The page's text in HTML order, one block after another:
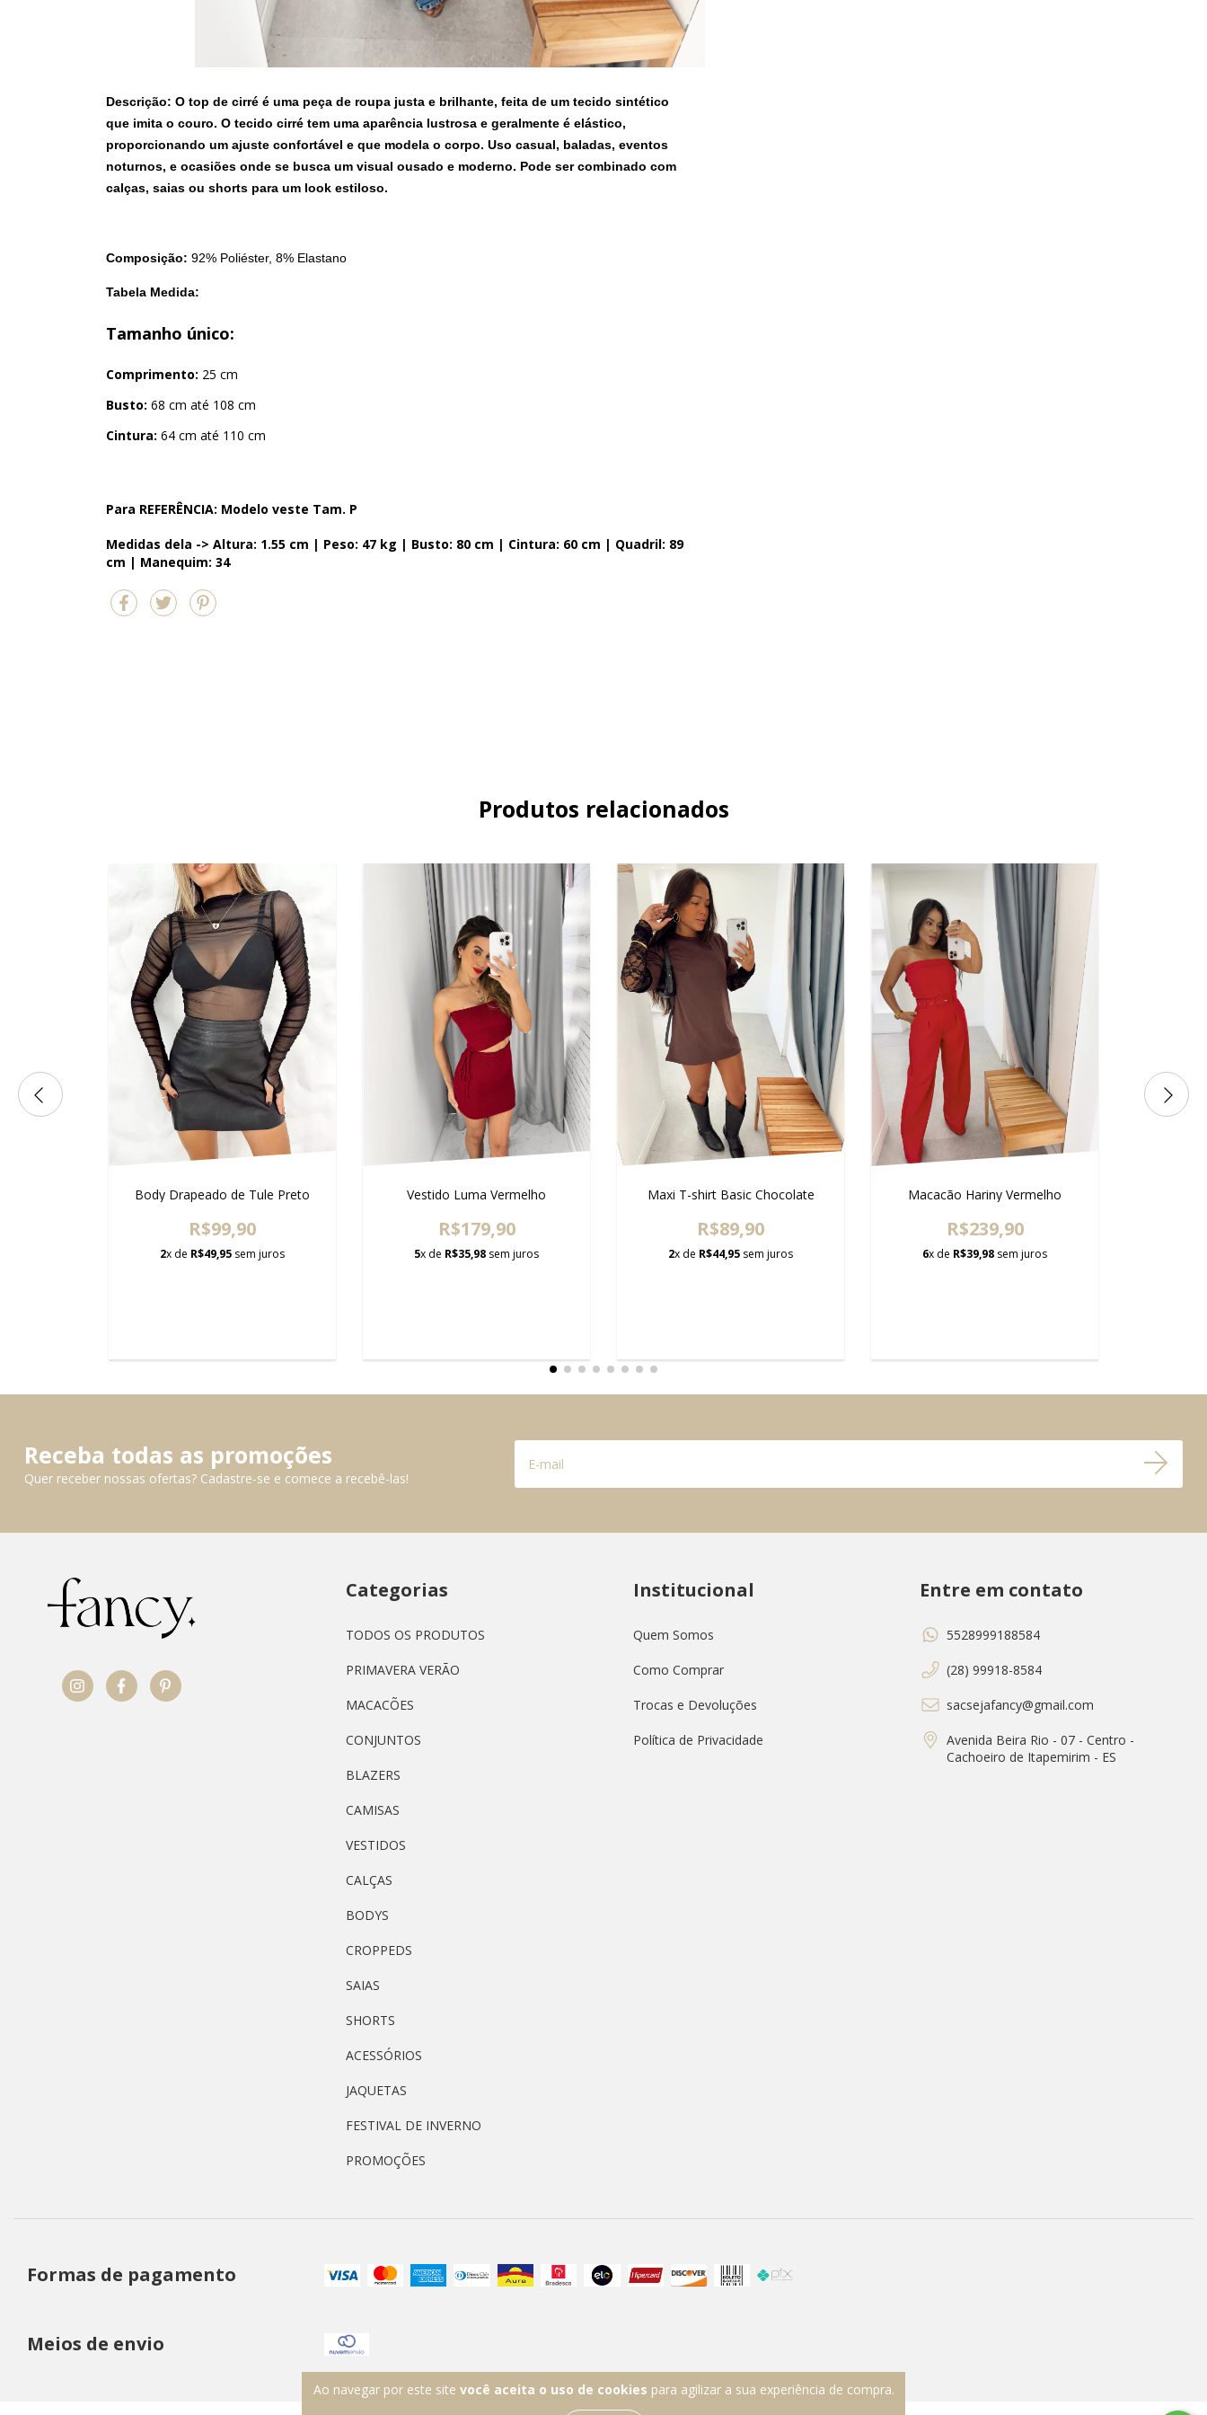
Ao navegar por este site você aceita o uso de cookies para agilizar a sua experiência de compra.
Descrição: O top de cirré é uma peça de roupa justa e brilhante, feita de um tecido sintético
que imita o couro. O tecido cirré tem uma aparência lustrosa e geralmente é elástico,
proporcionando um ajuste confortável e que modela o corpo. Uso casual, baladas, eventos
noturnos, e ocasiões onde se busca um visual ousado e moderno. Pode ser combinado com
calças, saias ou shorts para um look estiloso.
Composição: 92% Poliéster, 8% Elastano
Tabela Medida:
Tamanho único:
Comprimento: 25 cm
Busto: 68 cm até 108 cm
Cintura: 64 cm até 110 cm
Para REFERÊNCIA: Modelo veste Tam. P
Medidas dela -> ​Altura: 1.55 cm | Peso: 47 kg | Busto: 80 cm | Cintura: 60 cm | Quadril: 89
cm | Manequim: 34
Produtos relacionados
Body Drapeado de Tule Preto
R$99,90
2x de R$49,95 sem juros
Vestido Luma Vermelho
R$179,90
5x de R$35,98 sem juros
Maxi T-shirt Basic Chocolate
R$89,90
2x de R$44,95 sem juros
Macacão Hariny Vermelho
R$239,90
6x de R$39,98 sem juros
Receba todas as promoções
Quer receber nossas ofertas? Cadastre-se e comece a recebê-las!
Categorias
TODOS OS PRODUTOS
PRIMAVERA VERÃO
MACACÕES
CONJUNTOS
BLAZERS
CAMISAS
VESTIDOS
CALÇAS
BODYS
CROPPEDS
SAIAS
SHORTS
ACESSÓRIOS
JAQUETAS
FESTIVAL DE INVERNO
PROMOÇÕES
Institucional
Quem Somos
Como Comprar
Trocas e Devoluções
Política de Privacidade
Entre em contato
5528999188584
(28) 99918-8584
sacsejafancy@gmail.com
Avenida Beira Rio - 07 - Centro -
Cachoeiro de Itapemirim - ES
Formas de pagamento
Meios de envio